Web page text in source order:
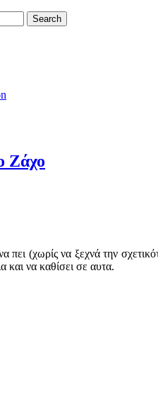
Ζάχο
(χωρίς να ξεχνά την
και να καθίσει σε αυτα.